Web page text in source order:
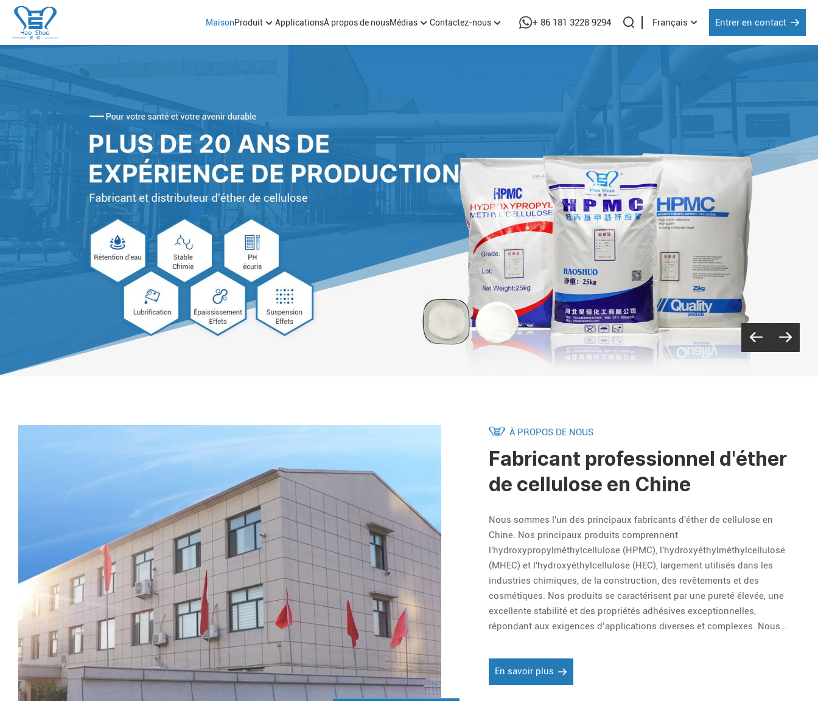
MaisonProduit ApplicationsÀ propos de nousMédias Contactez-nous + 86 181 3228 9294 Français Entrer en contact
À PROPOS DE NOUS
Fabricant professionnel d'éther
de cellulose en Chine
Nous sommes l'un des principaux fabricants d'éther de cellulose en
Chine. Nos principaux produits comprennent
l'hydroxypropylméthylcellulose (HPMC), l'hydroxyéthylméthylcellulose
(MHEC) et l'hydroxyéthylcellulose (HEC), largement utilisés dans les
industries chimiques, de la construction, des revêtements et des
cosmétiques. Nos produits se caractérisent par une pureté élevée, une
excellente stabilité et des propriétés adhésives exceptionnelles,
répondant aux exigences d’applications diverses et complexes. Nous
besoins spécifiques de nos clients.
En savoir plus